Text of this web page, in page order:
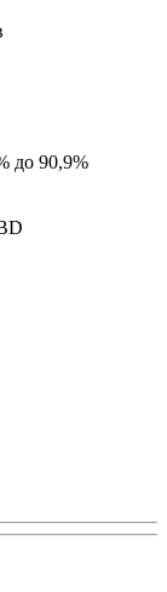
до 90,9%